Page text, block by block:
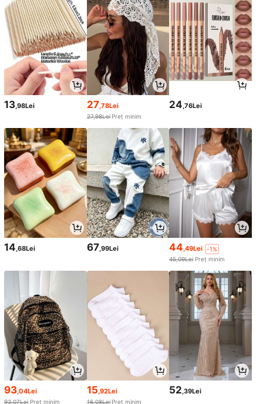
13 ,98Lei 27 ,78Lei
27,98Lei Preț minim
24 ,76Lei
14,68Lei 67,99Lei 44,49Lei
-1%
45,09Lei Preț minim
93,04Lei
93,07Lei Preț minim
15,92Lei
16,08Lei Preț minim
52,39Lei